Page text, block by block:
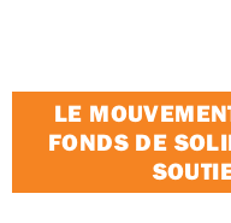
LE
FONDS DE